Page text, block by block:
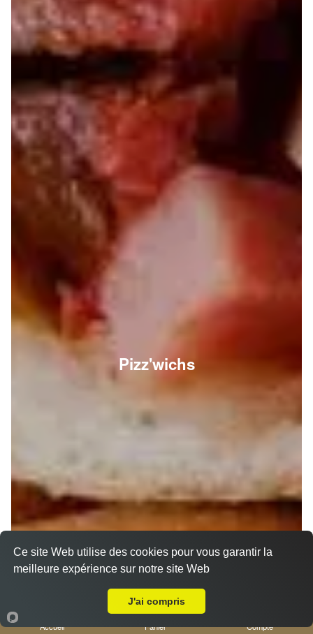
Pizz'wichs
Accueil Panier Compte
Ce site Web utilise des cookies pour vous garantir la
meilleure expérience sur notre site Web
J'ai compris